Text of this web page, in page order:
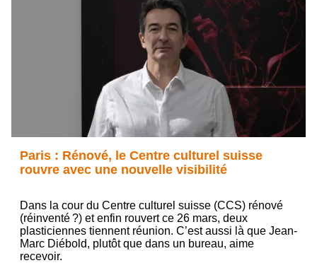
Paris : Rénové, le Centre culturel suisse
rouvre avec une nouvelle visibilité
Dans la cour du Centre culturel suisse (CCS) rénové
(réinventé ?) et enfin rouvert ce 26 mars, deux
plasticiennes tiennent réunion. C’est aussi là que Jean-
Marc Diébold, plutôt que dans un bureau, aime
recevoir.